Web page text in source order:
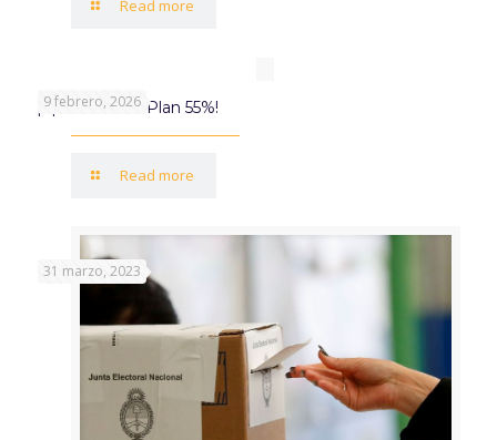
Read more
9 febrero, 2026
¡Aprovechá el Plan 55%!
Read more
31 marzo, 2023